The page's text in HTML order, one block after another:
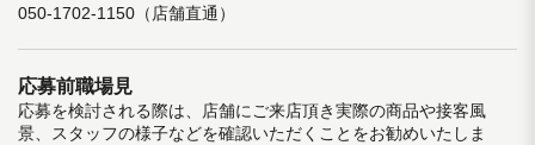
050-1702-1150（店舗直通）
応募前職場見
応募を検討される際は、店舗にご来店頂き実際の商品や接客風
景、スタッフの様子などを確認いただくことをお勧めいたしま